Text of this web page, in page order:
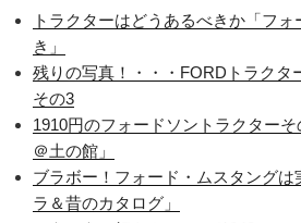
トラクターはどうあるべきか「フ
き」
残りの写真！・・・FORDトラクタ
その3
1910円のフォードソントラクター
＠土の館」
ブラボー！フォード・ムスタングは
ラ＆昔のカタログ」